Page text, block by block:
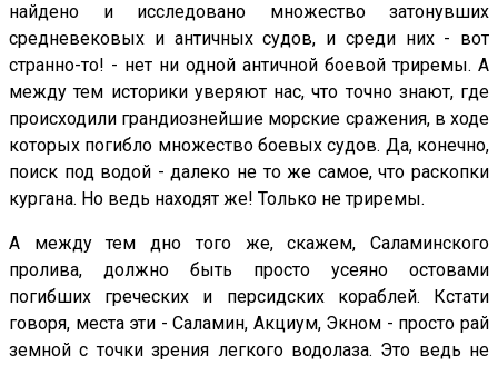
найдено и исследовано множество затонувших
средневековых и античных судов, и среди них - вот
странно-то! - нет ни одной античной боевой триремы. А
между тем историки уверяют нас, что точно знают, где
происходили грандиознейшие морские сражения, в ходе
которых погибло множество боевых судов. Да, конечно,
поиск под водой - далеко не то же самое, что раскопки
кургана. Но ведь находят же! Только не триремы.
А между тем дно того же, скажем, Саламинского
пролива, должно быть просто усеяно остовами
погибших греческих и персидских кораблей. Кстати
говоря, места эти - Саламин, Акциум, Экном - просто рай
земной с точки зрения легкого водолаза. Это ведь не